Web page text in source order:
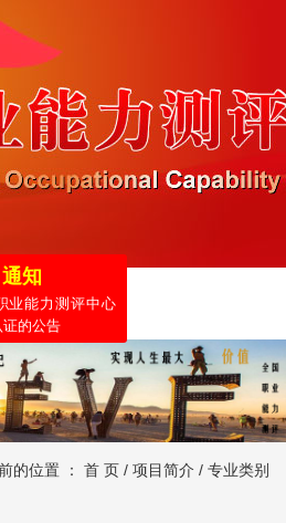
的位置 ： 首 页 / 项目简介 / 专业类别
通知
业能力测评中心
的公告